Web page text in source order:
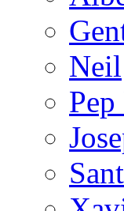
Neil
Pep